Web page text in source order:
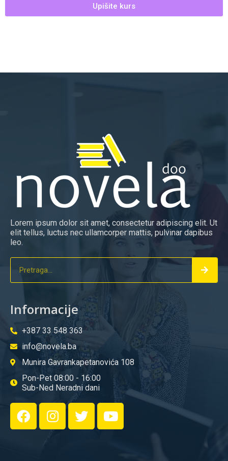
Upišite kurs
Lorem ipsum dolor sit amet, consectetur adipiscing elit. Ut
elit tellus, luctus nec ullamcorper mattis, pulvinar dapibus
leo.
Informacije
+387 33 548 363
info@novela.ba
Munira Gavrankapetanovića 108
Pon-Pet 08:00 - 16:00
Sub-Ned Neradni dani